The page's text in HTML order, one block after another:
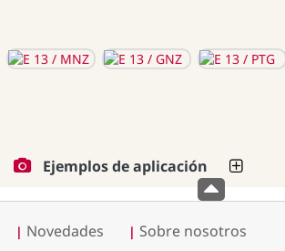
Ejemplos de aplicación
| Novedades | Sobre nosotros